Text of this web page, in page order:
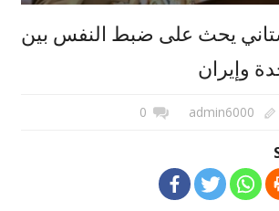
يحث على ضبط النفس بين
وإيران
admin6000
0